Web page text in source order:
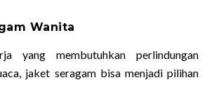
Wanita
yang membutuhkan perlindungan
jaket seragam bisa menjadi pilihan